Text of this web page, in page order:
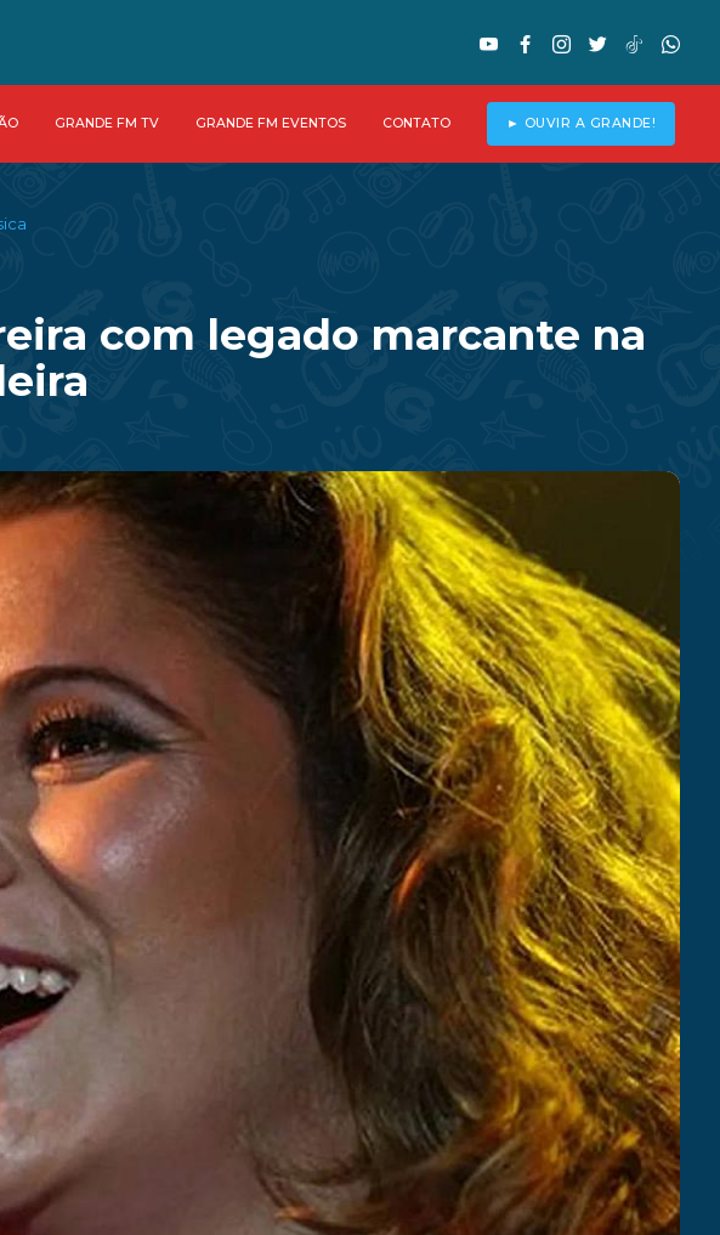
GRANDE FM TV GRANDE FM EVENTOS CONTATO ► OUVIR A GRANDE!
com legado marcante na